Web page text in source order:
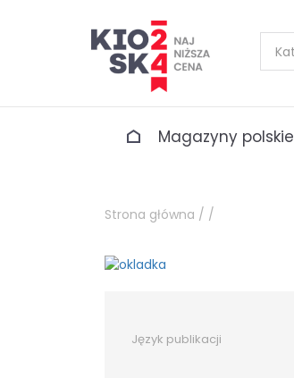
Magazyny polskie
Strona główna / /
Język publikacji